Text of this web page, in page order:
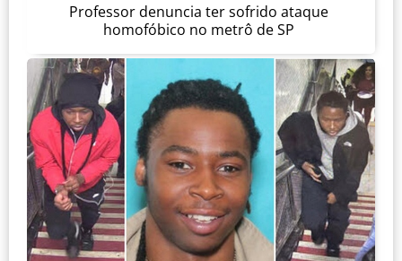
Professor denuncia ter sofrido ataque
homofóbico no metrô de SP